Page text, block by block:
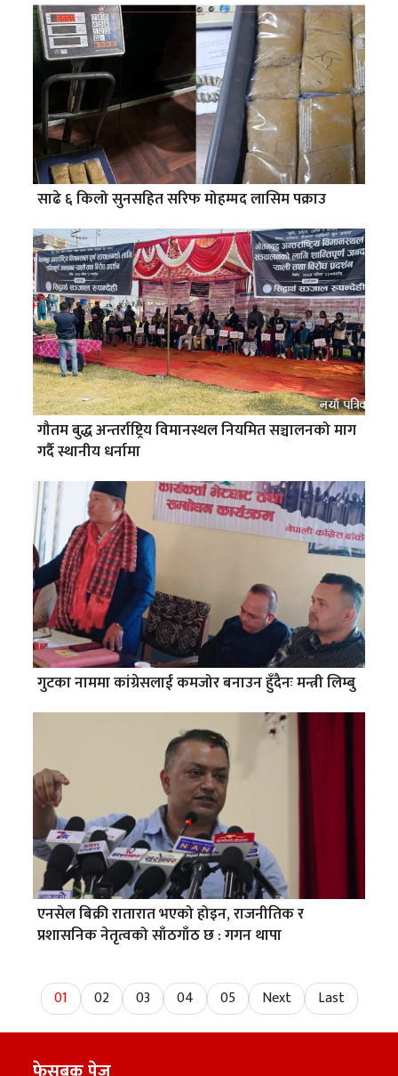
साढे ६ किलो सुनसहित सरिफ मोहम्मद लासिम पक्राउ
गौतम बुद्ध अन्तर्राष्ट्रिय विमानस्थल नियमित सञ्चालनको माग
गर्दै स्थानीय धर्नामा
गुटका नाममा कांग्रेसलाई कमजोर बनाउन हुँदैनः मन्त्री लिम्बु
एनसेल बिक्री रातारात भएको होइन, राजनीतिक र
प्रशासनिक नेतृत्वको साँठगाँठ छ : गगन थापा
01 02 03 04 05 Next Last